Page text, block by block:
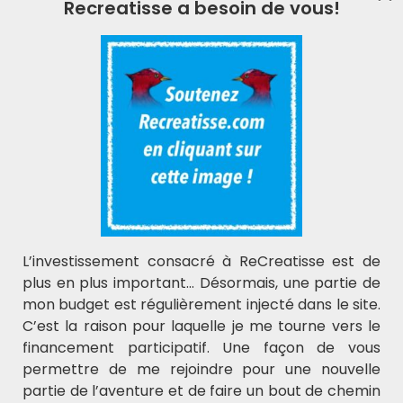
L'actualité ReCreatisse
Laisser votre e-mail ci-dessous.
Soutenir ReCreatisse
Recreatisse
Recreatisse a besoin de vous!
L’investissement consacré à ReCreatisse est de
plus en plus important… Désormais, une partie de
mon budget est régulièrement injecté dans le site.
C’est la raison pour laquelle je me tourne vers le
financement participatif. Une façon de vous
permettre de me rejoindre pour une nouvelle
partie de l’aventure et de faire un bout de chemin